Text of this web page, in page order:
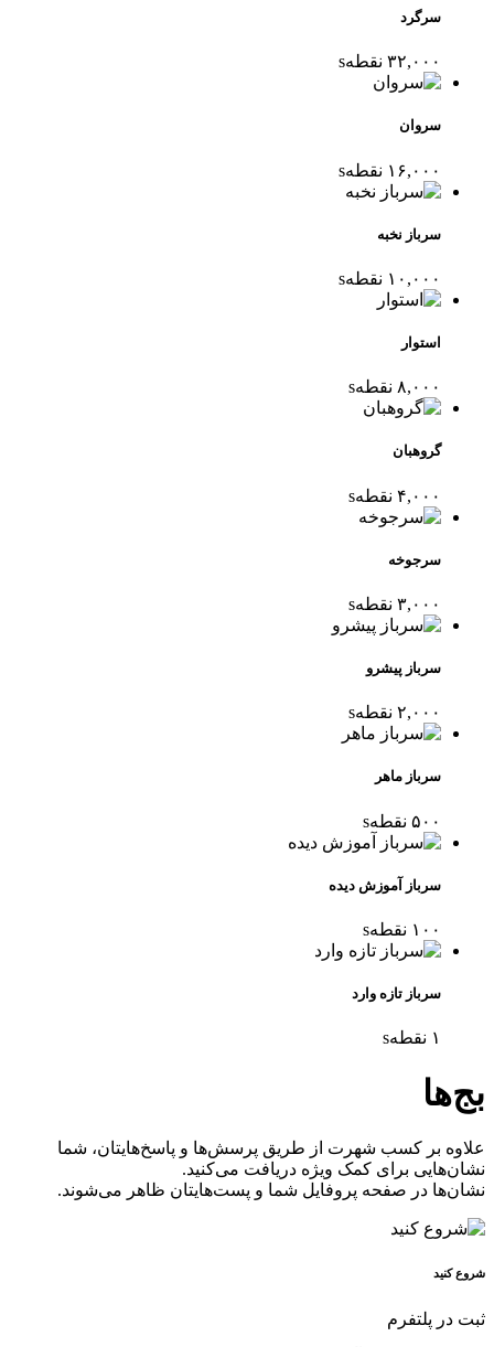
سرگرد
۳۲,۰۰۰ نقطهs
سروان
۱۶,۰۰۰ نقطهs
سرباز نخبه
۱۰,۰۰۰ نقطهs
استوار
۸,۰۰۰ نقطهs
گروهبان
۴,۰۰۰ نقطهs
سرجوخه
۳,۰۰۰ نقطهs
سرباز پیشرو
۲,۰۰۰ نقطهs
سرباز ماهر
۵۰۰ نقطهs
سرباز آموزش دیده
۱۰۰ نقطهs
سرباز تازه وارد
۱ نقطهs
بج‌ها
علاوه بر کسب شهرت از طریق پرسش‌ها و پاسخ‌هایتان، شما
نشان‌هایی برای کمک ویژه دریافت می‌کنید.
نشان‌ها در صفحه پروفایل شما و پست‌هایتان ظاهر می‌شوند.
شروع کنید
ثبت در پلتفرم